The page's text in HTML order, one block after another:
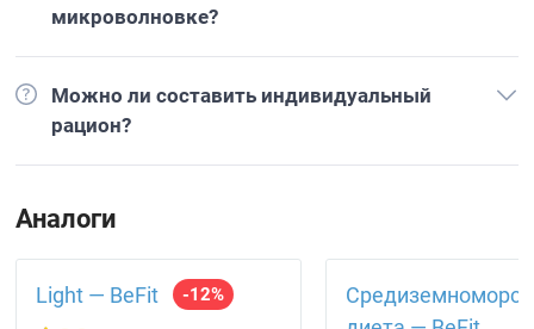
микроволновке?
Можно ли составить индивидуальный
рацион?
Аналоги
Light — BeFit -12%